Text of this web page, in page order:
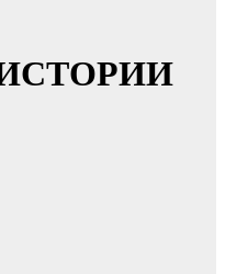
ИСТОРИИ